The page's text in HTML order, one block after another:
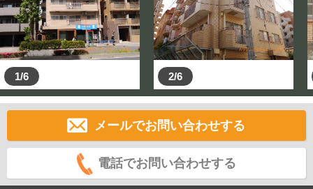
1/6 2/6
メールでお問い合わせする
電話でお問い合わせする